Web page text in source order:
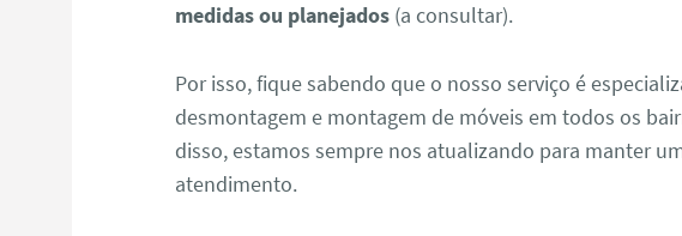
medidas ou planejados (a consultar).
Por isso, fique sabendo que o nosso serviço é
desmontagem e montagem de móveis em todos os
disso, estamos sempre nos atualizando para manter
atendimento.